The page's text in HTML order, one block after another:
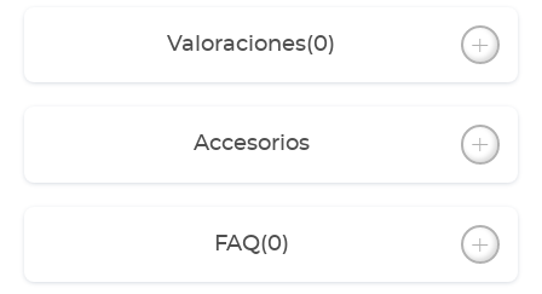
Valoraciones(0)
Accesorios
FAQ(0)